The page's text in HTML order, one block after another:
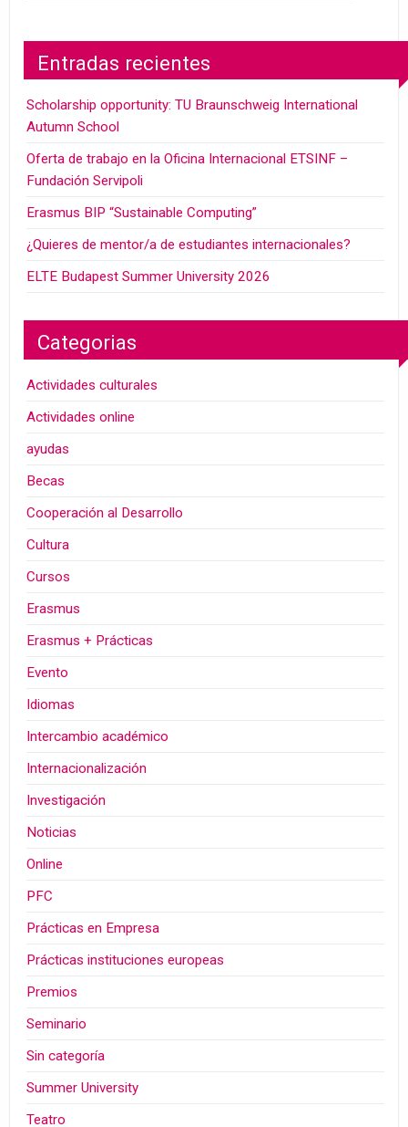
Entradas recientes
Scholarship opportunity: TU Braunschweig International
Autumn School
Oferta de trabajo en la Oficina Internacional ETSINF –
Fundación Servipoli
Erasmus BIP “Sustainable Computing”
¿Quieres de mentor/a de estudiantes internacionales?
ELTE Budapest Summer University 2026
Categorias
Actividades culturales
Actividades online
ayudas
Becas
Cooperación al Desarrollo
Cultura
Cursos
Erasmus
Erasmus + Prácticas
Evento
Idiomas
Intercambio académico
Internacionalización
Investigación
Noticias
Online
PFC
Prácticas en Empresa
Prácticas instituciones europeas
Premios
Seminario
Sin categoría
Summer University
Teatro